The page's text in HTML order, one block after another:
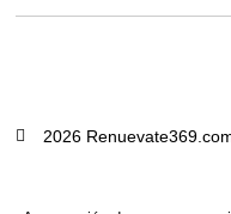
2026